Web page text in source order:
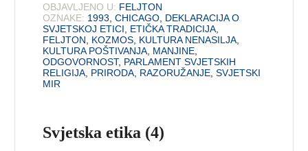
OBJAVLJENO U: FELJTON
OZNAKE: 1993 ,CHICAGO DEKLARACIJA O
SVJETSKOJ ETICI
ETIČKA TRADICIJA
FELJTON
KOZMOS KULTURA NENASILJA
KULTURA POŠTIVANJA MANJINE
ODGOVORNOST, PARLAMENT SVJETSKIH
RELIGIJA PRIRODA RAZORUŽANJE ,SVJETSKI
MIR
Svjetska etika (4)